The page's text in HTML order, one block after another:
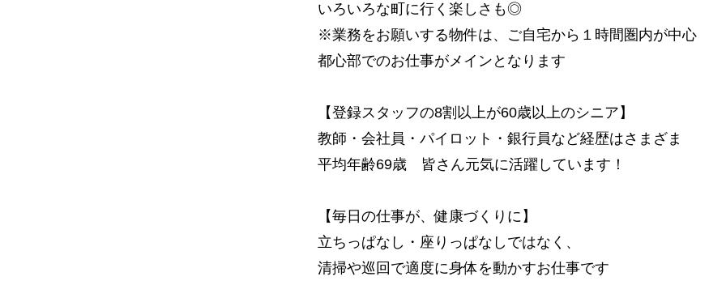
いろいろな町に行く楽しさも◎
※業務をお願いする物件は、ご自宅から１時間圏内が中心
都心部でのお仕事がメインとなります
【登録スタッフの8割以上が60歳以上のシニア】
教師・会社員・パイロット・銀行員など経歴はさまざま
平均年齢69歳 皆さん元気に活躍しています！
【毎日の仕事が、健康づくりに】
立ちっぱなし・座りっぱなしではなく、
清掃や巡回で適度に身体を動かすお仕事です